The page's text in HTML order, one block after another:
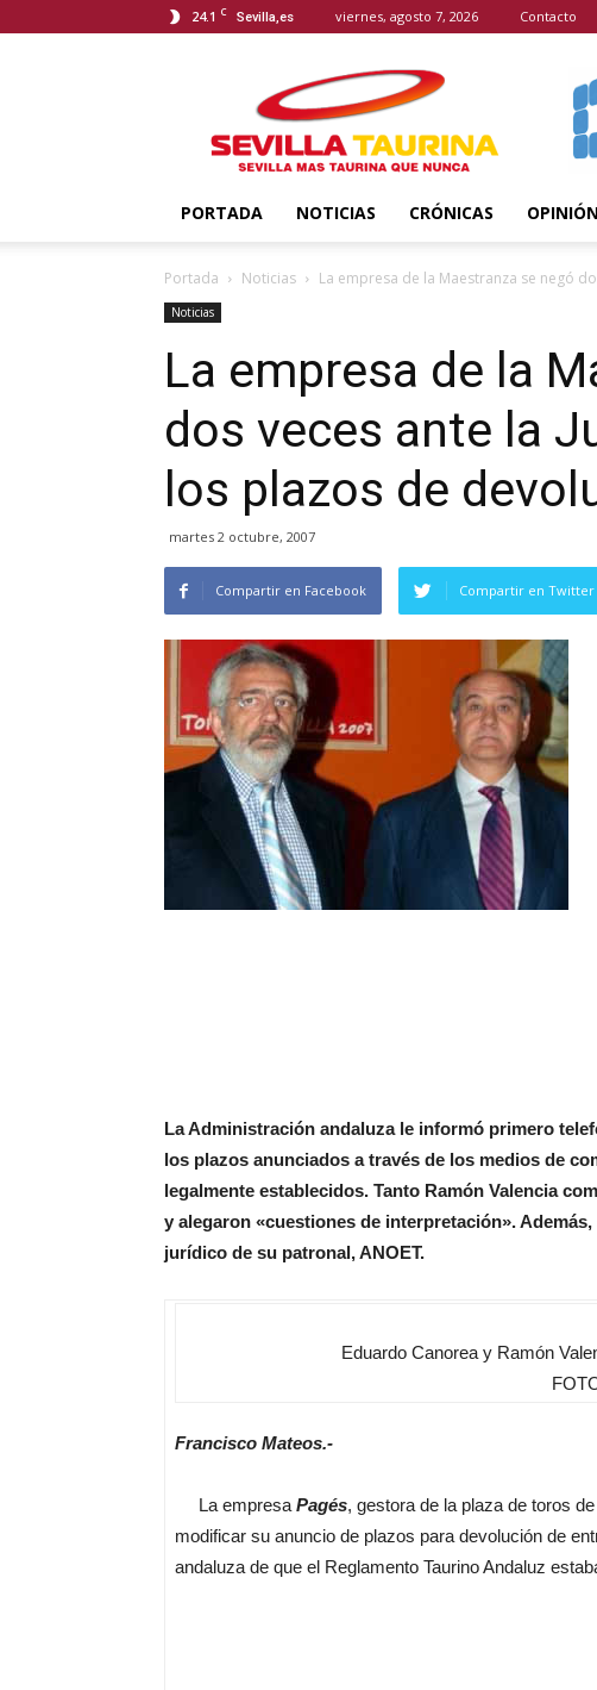
24.1 C Sevilla,es viernes, agosto 7, 2026 Contacto
Taurina
PORTADA NOTICIAS CRÓNICAS OPINIÓN
Portada Noticias La empresa de la Maestranza se negó
Noticias
La empresa de la
dos veces ante la
los plazos de
martes 2 octubre, 2007
Compartir en Facebook Compartir en Twitter
La Administración andaluza le informó primero
los plazos anunciados a través de los medios de
legalmente establecidos. Tanto Ramón Valencia
y alegaron «cuestiones de interpretación».
jurídico de su patronal, ANOET.
Eduardo Canorea y Ramón
Francisco Mateos.-
La empresa Pagés, gestora de la plaza de toros
modificar su anuncio de plazos para devolución de
andaluza de que el Reglamento Taurino Andaluz